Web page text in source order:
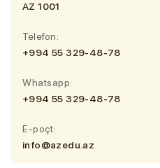
AZ 1001
Telefon:
+994 55 329-48-78
Whatsapp:
+994 55 329-48-78
E-poçt:
info@azedu.az